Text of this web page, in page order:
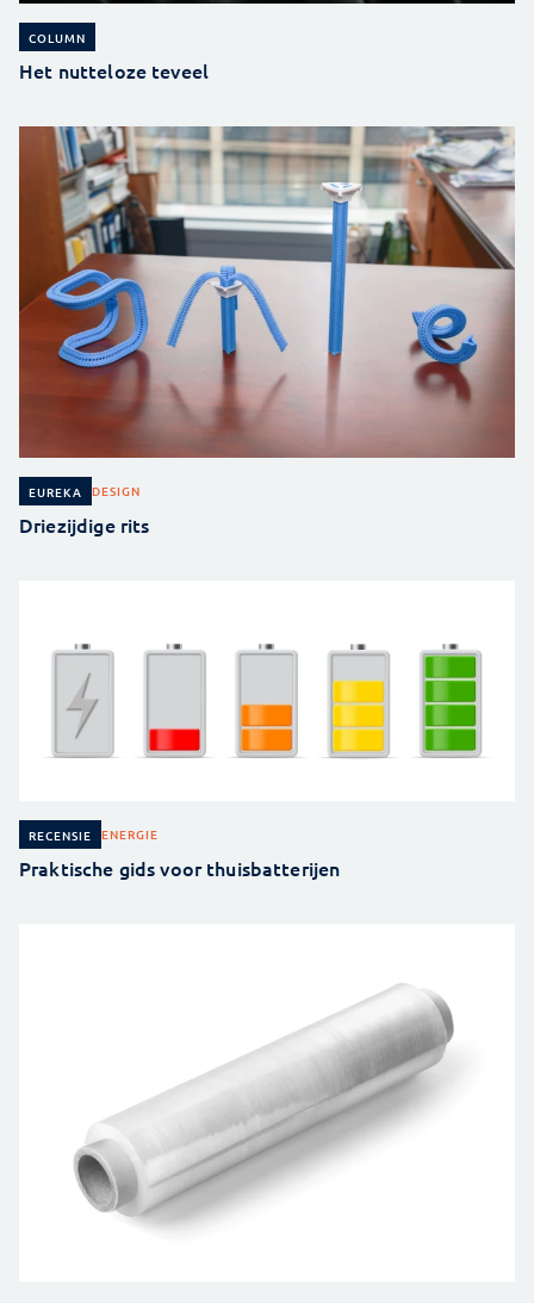
COLUMN
Het nutteloze teveel
EUREKA DESIGN
Driezijdige rits
RECENSIE ENERGIE
Praktische gids voor thuisbatterijen